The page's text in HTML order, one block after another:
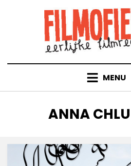
MENU
TAG
:
ANNA